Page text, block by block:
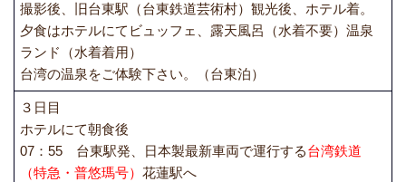
撮影後、旧台東駅（台東鉄道芸術村）観光後、ホテル着。
夕食はホテルにてビュッフェ、露天風呂（水着不要）温泉
ランド（水着着用）
台湾の温泉をご体験下さい。（台東泊）
３日目
ホテルにて朝食後
07：55 台東駅発、日本製最新車両で運行する台湾鉄道
（特急・普悠瑪号） 花蓮駅へ